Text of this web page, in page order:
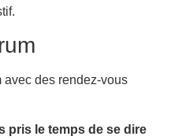
avec des rendez-vous
pris le temps de se dire